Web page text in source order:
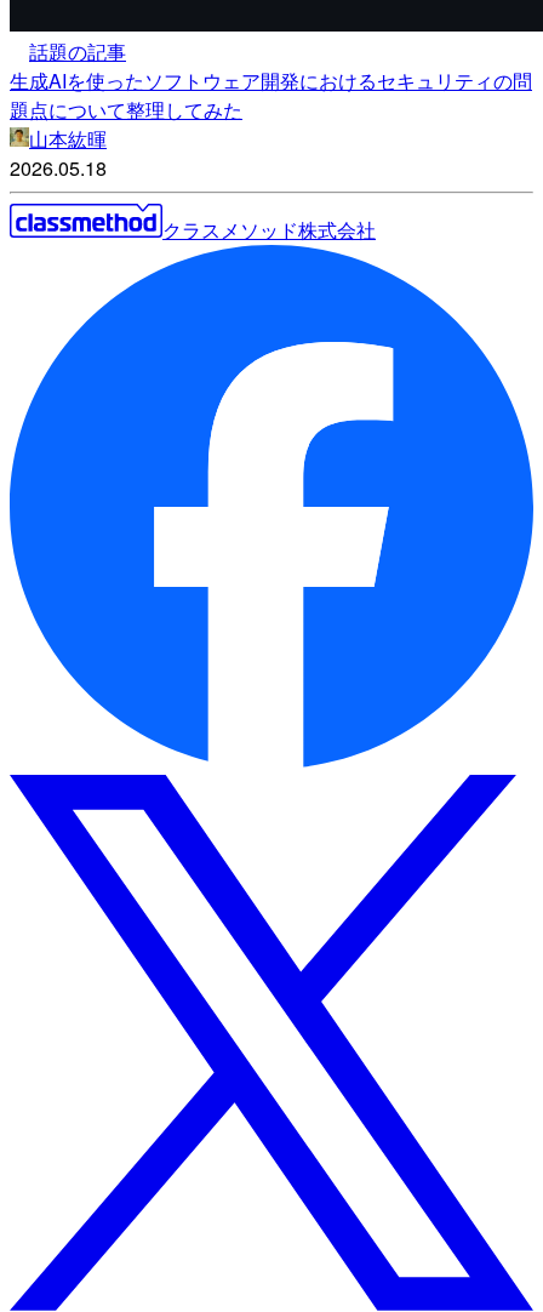
話題の記事
生成AIを使ったソフトウェア開発におけるセキュリティの問
題点について整理してみた
山本紘暉
2026.05.18
クラスメソッド株式会社